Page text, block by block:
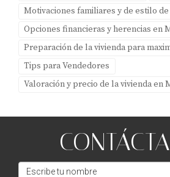
propiedades sostenibles y
entorno económico favorable para
contar con un experto como
la diferencia entre una transacción
proporcionará información valiosa
maximizar el valor de tu
Motivaciones familiares y de estilo
Opciones financieras y herencias en
Preparación de la vivienda para
Tips para Vendedores
Valoración y precio de la vivienda en